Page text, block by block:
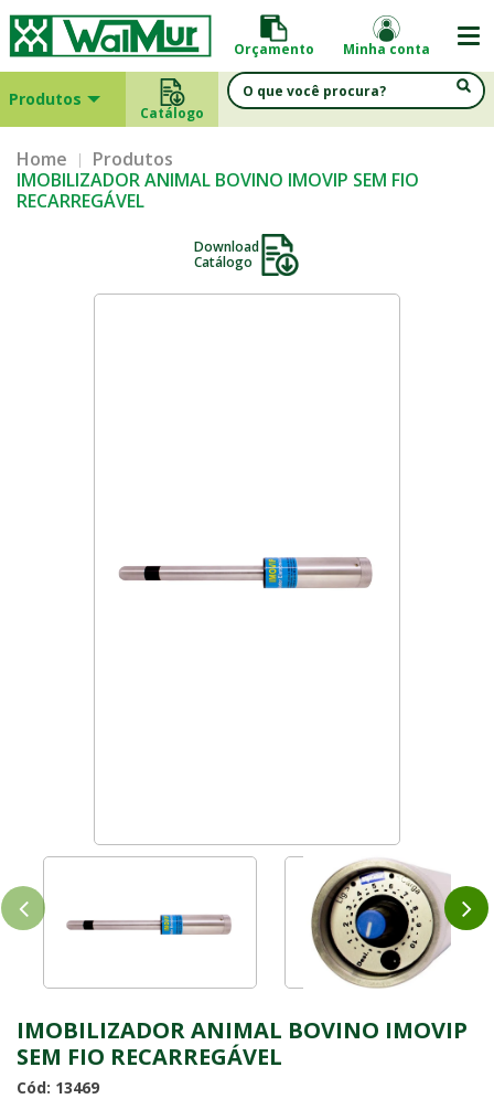
Orçamento Minha conta
Produtos
Catálogo
Home
Produtos
IMOBILIZADOR ANIMAL BOVINO IMOVIP SEM FIO
RECARREGÁVEL
Download
Catálogo
IMOBILIZADOR ANIMAL BOVINO IMOVIP
SEM FIO RECARREGÁVEL
Cód: 13469